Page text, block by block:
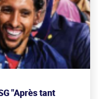
"Après tant